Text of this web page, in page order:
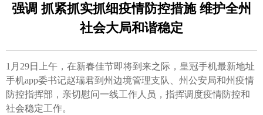
强调 抓紧抓实抓细疫情防控措施 维护全州
社会大局和谐稳定
1月29日上午，在新春佳节即将到来之际，皇冠手机最新地址
手机app委书记赵瑞君到州边境管理支队、州公安局和州疫情
防控指挥部，亲切慰问一线工作人员，指挥调度疫情防控和
社会稳定工作。